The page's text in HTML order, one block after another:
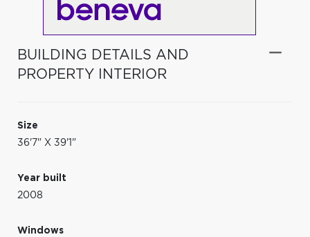
BUILDING DETAILS AND
PROPERTY INTERIOR
Size
36'7" X 39'1"
Year built
2008
Windows